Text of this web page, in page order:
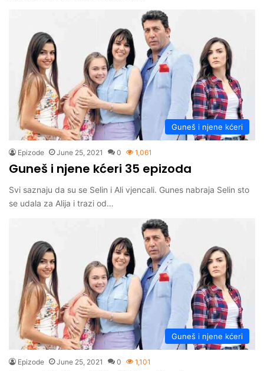
Guneš i njene kćeri
Epizode June 25, 2021 0 1,061
Guneš i njene kćeri 35 epizoda
Svi saznaju da su se Selin i Ali vjencali. Gunes nabraja Selin sto
se udala za Alija i trazi od…
Guneš i njene kćeri
Epizode June 25, 2021 0 1,101